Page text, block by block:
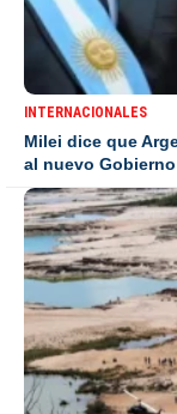
INTERNACIONALES
Milei dice que
al nuevo